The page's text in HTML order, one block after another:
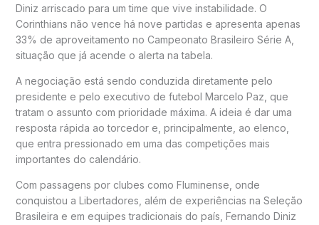
Diniz arriscado para um time que vive instabilidade. O
Corinthians não vence há nove partidas e apresenta apenas
33% de aproveitamento no Campeonato Brasileiro Série A,
situação que já acende o alerta na tabela.
A negociação está sendo conduzida diretamente pelo
presidente e pelo executivo de futebol Marcelo Paz, que
tratam o assunto com prioridade máxima. A ideia é dar uma
resposta rápida ao torcedor e, principalmente, ao elenco,
que entra pressionado em uma das competições mais
importantes do calendário.
Com passagens por clubes como Fluminense , onde
conquistou a Libertadores, além de experiências na Seleção
Brasileira e em equipes tradicionais do país, Fernando Diniz